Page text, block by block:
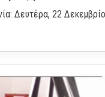
Δευτέρα, 22